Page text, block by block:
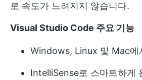
로 속도가 느려지지 않습니다.
Visual Studio Code 주요 기능
Windows, Linux 및 Mac에
IntelliSense로 스마트하게